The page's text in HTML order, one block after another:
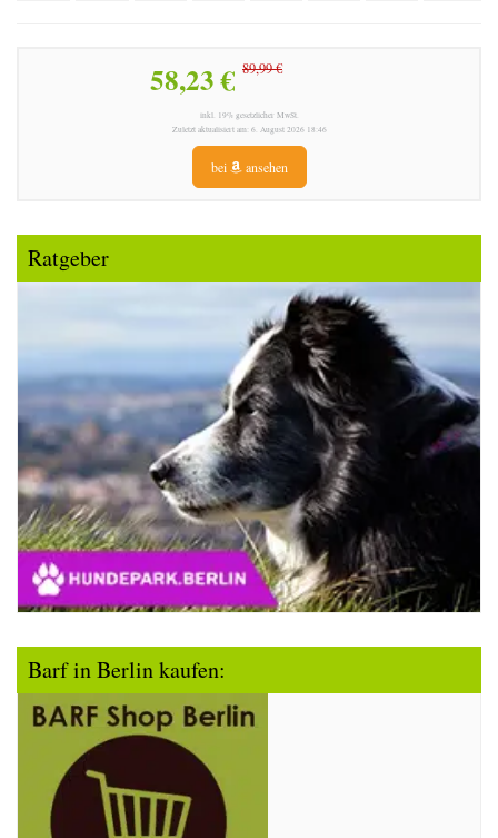
58,23 € 89,99 €
inkl. 19% gesetzlicher MwSt.
Zuletzt aktualisiert am: 6. August 2026 18:46
bei ansehen
Ratgeber
Barf in Berlin kaufen: